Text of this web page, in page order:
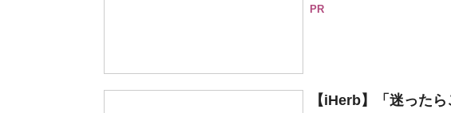
PR
【iHerb】「迷った